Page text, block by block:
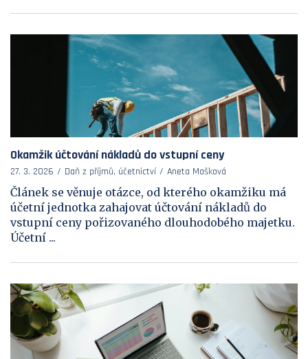
Okamžik účtování nákladů do vstupní ceny
27. 3. 2026 Daň z příjmů, účetnictví Aneta Mašková
Článek se věnuje otázce, od kterého okamžiku má
účetní jednotka zahajovat účtování nákladů do
vstupní ceny pořizovaného dlouhodobého majetku.
Účetní ...